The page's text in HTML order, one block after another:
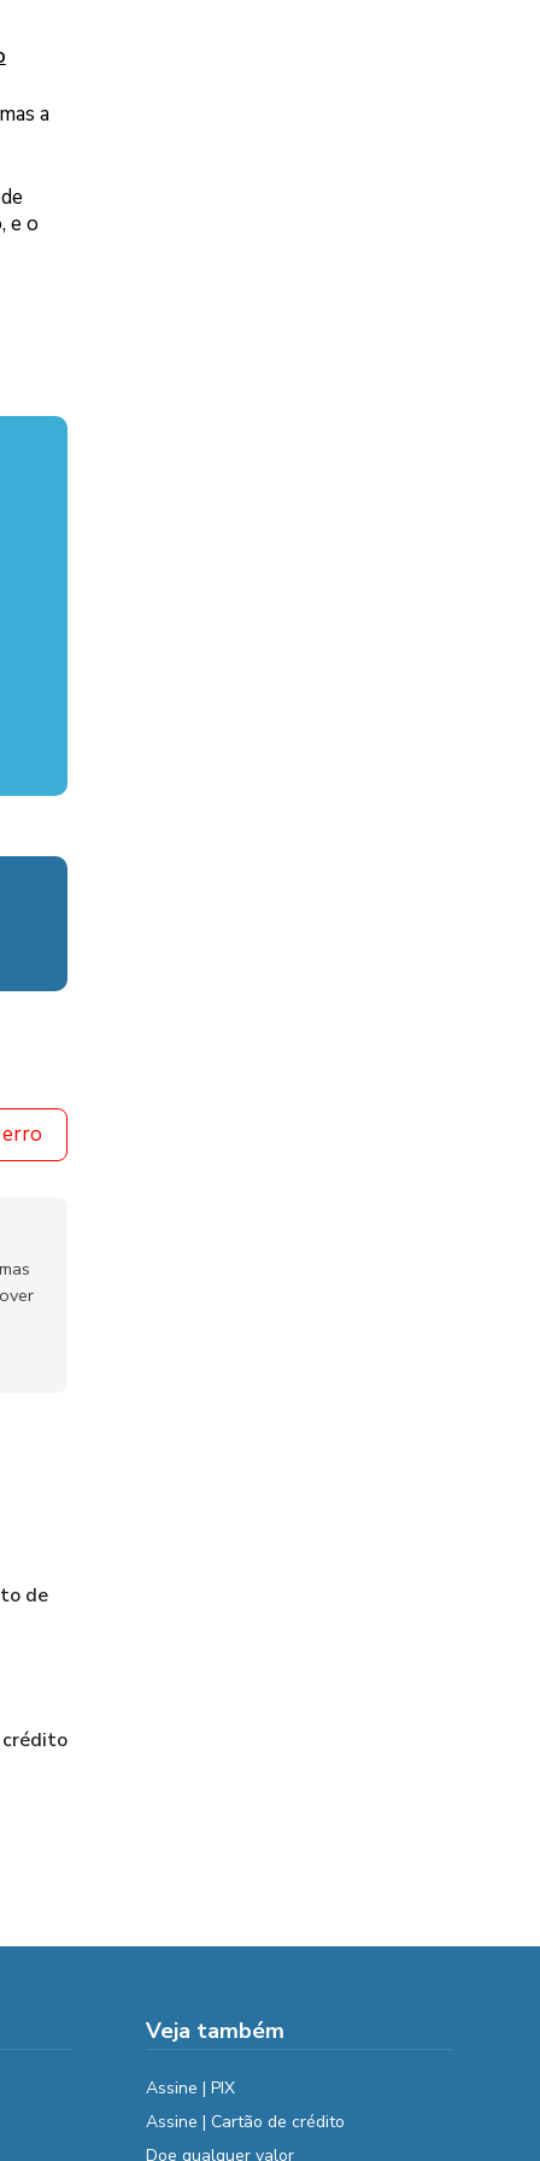
a
e o
de
crédito
Veja também
Assine | PIX
Assine | Cartão de crédito
Doe qualquer valor